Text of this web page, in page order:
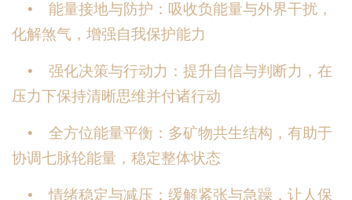
• 能量接地与防护：吸收负能量与外界干扰，
化解煞气，增强自我保护能力
• 强化决策与行动力：提升自信与判断力，在
压力下保持清晰思维并付诸行动
• 全方位能量平衡：多矿物共生结构，有助于
协调七脉轮能量，稳定整体状态
• 情绪稳定与减压：缓解紧张与急躁，让人保